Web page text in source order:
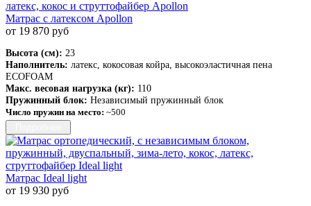
Матрас с латексом Apollon
от 19 870 руб
Высота (см): 23
Наполнитель: латекс, кокосовая койра, высокоэластичная пена
ECOFOAM
Макс. весовая нагрузка (кг): 110
Пружинный блок: Независимый пружинный блок
Число пружин на место: ~500
Матрас Ideal light
от 19 930 руб